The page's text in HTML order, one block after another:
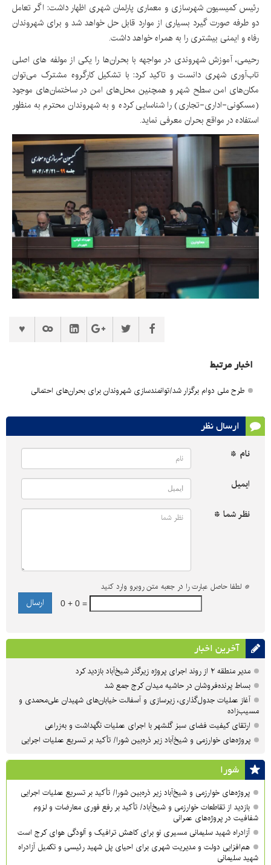
رئیس کمیسیون شهرسازی و معماری پارلمان شهری اظهار داشت: اگر تعامل
دو طرفه صورت گیرد بسیاری از موارد قابل حل خواهد شد و برای شهروندان
رفاه و ایمنی بیشتری را به همراه خواهد داشت.
رحیمی، آموزش شهروندی در مواجهه با بحران‌ها را یکی از مولفه های اصلی
تاب‌آوری شهری دانست و تاکید کرد: با تشکیل کارگروه مشترک می‌توان
مکان‌های امن سطح شهر و همچنین محل‌های امن در ساختمان‌های موجود
(مسکونی-اداری-تجاری) را شناسایی کرده و به شهروندان محترم به منظور
استفاده در مواقع بحران معرفی نماید.
اخبار مرتبط
طرح ملی دوام برگزار شد/توانمندسازی شهروندان برای بحران‌های احتمالی
ارسال نظر
نام *
ایمیل
نظر شما *
* لطفا حاصل عبارت را در جعبه متن روبرو وارد کنید
0 + 0 =
آخرین اخبار
مدیر منطقه ۲ از روند اجرای پروژه زیرگذر شیخ‌آباد بازدید کرد
بساط پرنده‌فروشان در حاشیه میدان کرج جمع شد
آغاز عملیات جدول‌گذاری، زیرسازی و آسفالت خیابان‌های شهیدان علی‌محمدی و
مسیب‌زاده
ارتقای کیفیت فضای سبز گلشهر با اجرای عملیات نگهداشت و به‌زراعی
پروژه‌های خوارزمی و شیخ‌آباد زیر ذره‌بین شورا/ تأکید بر تسریع عملیات اجرایی
شورا
پروژه‌های خوارزمی و شیخ‌آباد زیر ذره‌بین شورا/ تأکید بر تسریع عملیات اجرایی
بازدید از تقاطعات خوارزمی و شیخ‌آباد/ تأکید بر رفع فوری معارضات و لزوم
شفافیت در پروژه‌های عمرانی
آزادراه شهید سلیمانی مسیری نو برای کاهش ترافیک و آلودگی هوای کرج است
هم‌افزایی دولت و مدیریت شهری برای احیای پل شهید رئیسی و تکمیل آزادراه
شهید سلیمانی